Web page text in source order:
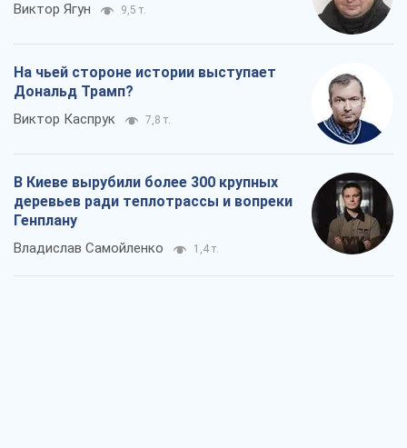
Виктор Ягун 9,5 т.
На чьей стороне истории выступает
Дональд Трамп?
Виктор Каспрук 7,8 т.
В Киеве вырубили более 300 крупных
деревьев ради теплотрассы и вопреки
Генплану
Владислав Самойленко 1,4 т.